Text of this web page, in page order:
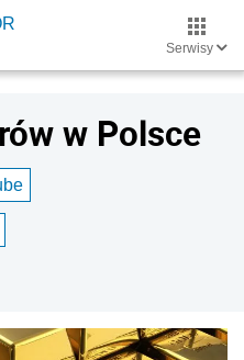
Serwisy
w Polsce